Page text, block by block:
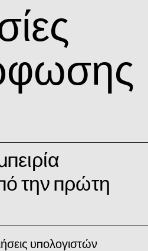
την πρώτη
υπολογιστών